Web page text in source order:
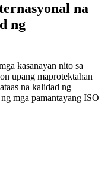
na
ng
kasanayan nito sa
upang maprotektahan
na kalidad ng
mga pamantayang ISO